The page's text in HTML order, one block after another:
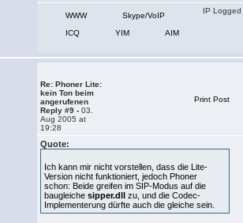
WWW
Skype/VoIP
ICQ
YIM AIM
IP Logged
Re: Phoner Lite:
kein Ton beim
angerufenen
Reply #9 - 03.
Aug 2005 at
19:28
Print Post
Quote:
Ich kann mir nicht vorstellen, dass die Lite-
Version nicht funktioniert, jedoch Phoner
schon: Beide greifen im SIP-Modus auf die
baugleiche sipper.dll zu, und die Codec-
Implementerung dürfte auch die gleiche sein.